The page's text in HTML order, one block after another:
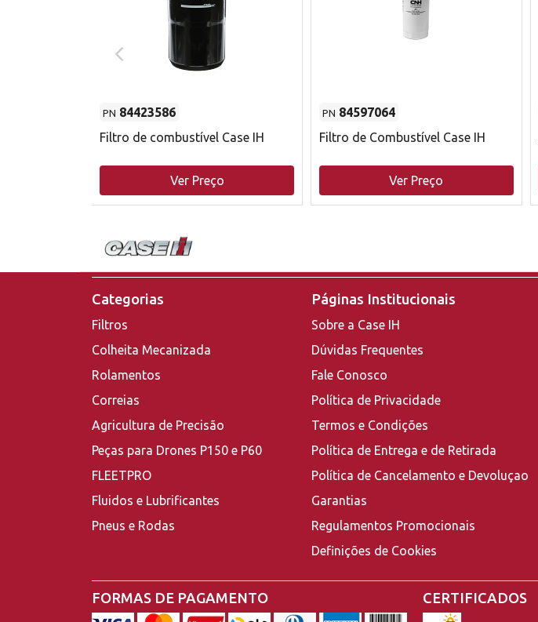
PN 84423586
Filtro de combustível Case IH
Ver Preço
PN 84597064
Filtro de Combustível Case IH
Ver Preço
Categorias
Filtros
Colheita Mecanizada
Rolamentos
Correias
Agricultura de Precisão
Peças para Drones P150 e P60
FLEETPRO
Fluidos e Lubrificantes
Pneus e Rodas
Páginas Institucionais
Sobre a Case IH
Dúvidas Frequentes
Fale Conosco
Política de Privacidade
Termos e Condições
Política de Entrega e de Retirada
Política de Cancelamento e Devoluçao
Garantias
Regulamentos Promocionais
Definições de Cookies
FORMAS DE PAGAMENTO CERTIFICADOS